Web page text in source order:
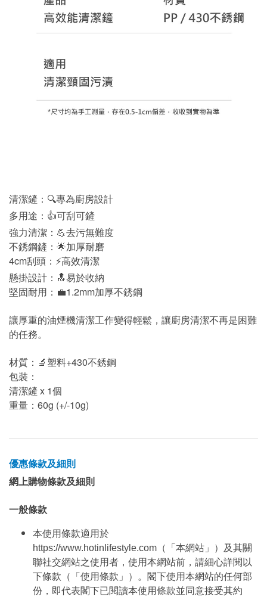
清潔鏟：🔍專為廚房設計
多用途：👍可刮可鏟
強力清潔：💪去污無難度
不銹鋼鏟：🌟加厚耐磨
4cm刮頭：⚡高效清潔
懸掛設計：🔝易於收納
堅固耐用：💼1.2mm加厚不銹鋼
讓厚重的油煙機清潔工作變得輕鬆，讓廚房清潔不再是困難
的任務。
材質：🔬塑料+430不銹鋼
包裝：
清潔鏟 x 1個
重量：60g (+/-10g)
優惠條款及細則
網上購物條款及細則
一般條款
本使用條款適用於
https://www.hotinlifestyle.com（「本網站」）及其關
聯社交網站之使用者，使用本網站前，請細心詳閱以
下條款（「使用條款」）。閣下使用本網站的任何部
份，即代表閣下已閱讀本使用條款並同意接受其約